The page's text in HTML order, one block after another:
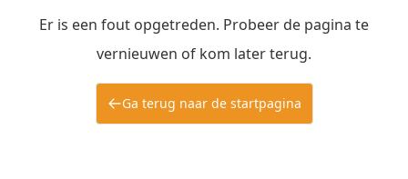
Er is een fout opgetreden. Probeer de pagina te
vernieuwen of kom later terug.
Ga terug naar de startpagina